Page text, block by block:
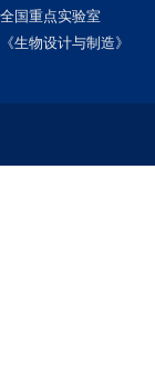
全国重点实验室
《生物设计与制造》